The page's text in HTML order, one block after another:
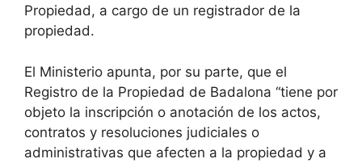
Propiedad, a cargo de un registrador de la
propiedad.
El Ministerio apunta, por su parte, que el
Registro de la Propiedad de Badalona “tiene por
objeto la inscripción o anotación de los actos,
contratos y resoluciones judiciales o
administrativas que afecten a la propiedad y a